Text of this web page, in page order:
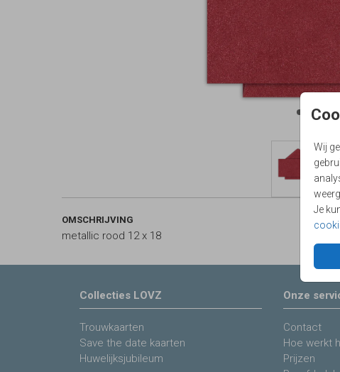
Wij
Je
OMSCHRIJVING
metallic rood 12 x 18
Collecties LOVZ
Trouwkaarten
Save the date kaarten
Huwelijksjubileum
Onze
Contact
Hoe werkt
Prijzen